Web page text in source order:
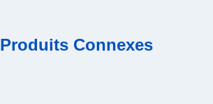
Produits Connexes